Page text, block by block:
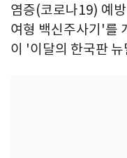
염증(코로나19) 예
여형 백신주사기'를
이 '이달의 한국판